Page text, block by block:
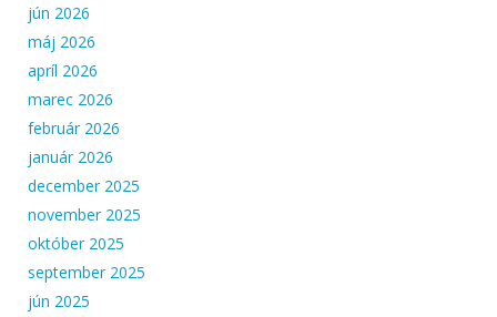
jún 2026
máj 2026
apríl 2026
marec 2026
február 2026
január 2026
december 2025
november 2025
október 2025
september 2025
jún 2025